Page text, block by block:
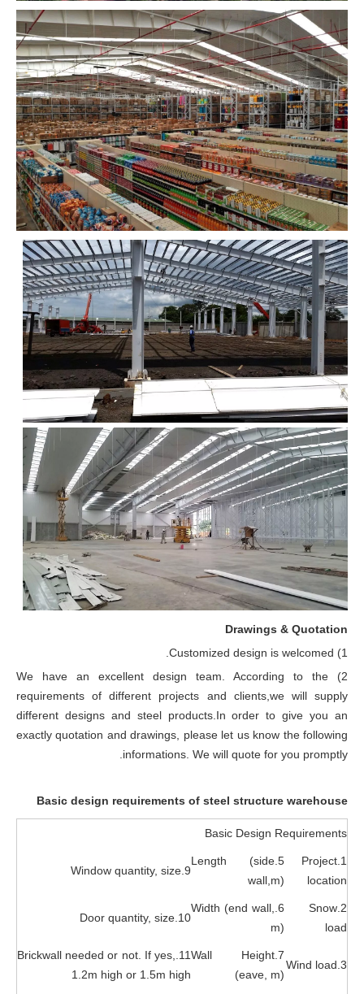
Drawings & Quotation
1) Customized design is welcomed.
2) We have an excellent design team. According to the
requirements of different projects and clients,we will supply
different designs and steel products.In order to give you an
exactly quotation and drawings, please let us know the following
informations. We will quote for you promptly.
Basic design requirements of steel structure warehouse
Basic Design Requirements
1.Project
location
5.Length (side
wall,m)
9.Window quantity, size
2.Snow
load
6.Width (end wall,
m)
10.Door quantity, size
3.Wind load
7.Wall Height
(eave, m)
11.Brickwall needed or not. If yes,
1.2m high or 1.5m high